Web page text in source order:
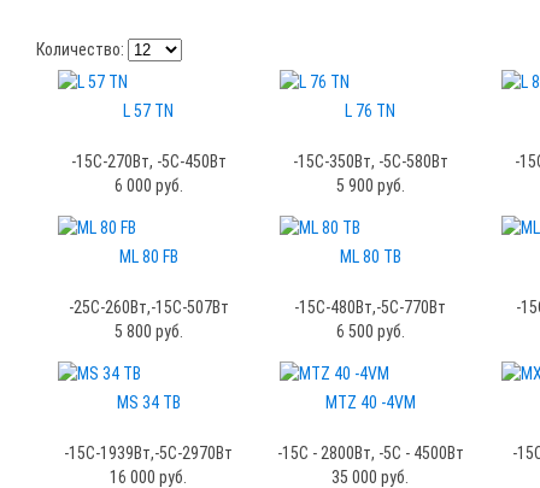
Количество:
L 57 TN
-15C-270Вт, -5С-450Вт
6 000 руб.
L 76 TN
-15C-350Вт, -5С-580Вт
5 900 руб.
-
ML 80 FB
-25C-260Вт,-15С-507Вт
5 800 руб.
ML 80 TB
-15C-480Вт,-5С-770Вт
6 500 руб.
-
MS 34 TB
-15C-1939Вт,-5С-2970Вт
16 000 руб.
MTZ 40 -4VM
-15C - 2800Вт, -5С - 4500Вт
35 000 руб.
-